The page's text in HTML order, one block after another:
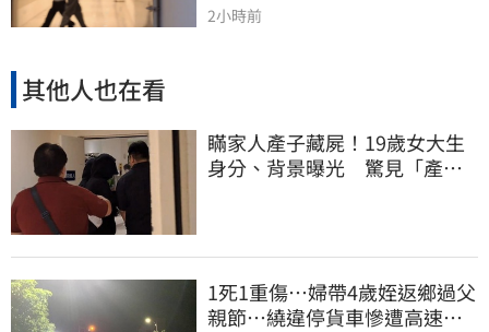
2小時前
其他人也在看
瞞家人產子藏屍！19歲女大生
身分、背景曝光 驚見「產檢
1死1重傷…婦帶4歲姪返鄉過父
親節…繞違停貨車慘遭高速撞